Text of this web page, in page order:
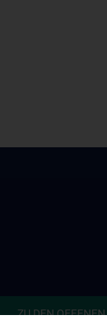
ZU DEN OFFENEN